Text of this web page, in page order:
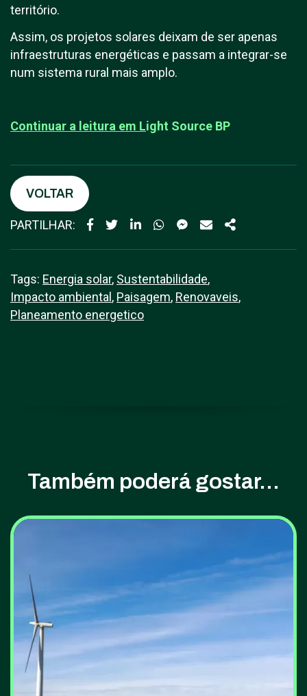
território.
Assim, os projetos solares deixam de ser apenas
infraestruturas energéticas e passam a integrar-se
num sistema rural mais amplo.
Continuar a leitura em Light Source BP
VOLTAR
PARTILHAR:
Tags: Energia solar, Sustentabilidade,
Impacto ambiental , Paisagem, Renovaveis,
Planeamento energetico
Também poderá gostar...